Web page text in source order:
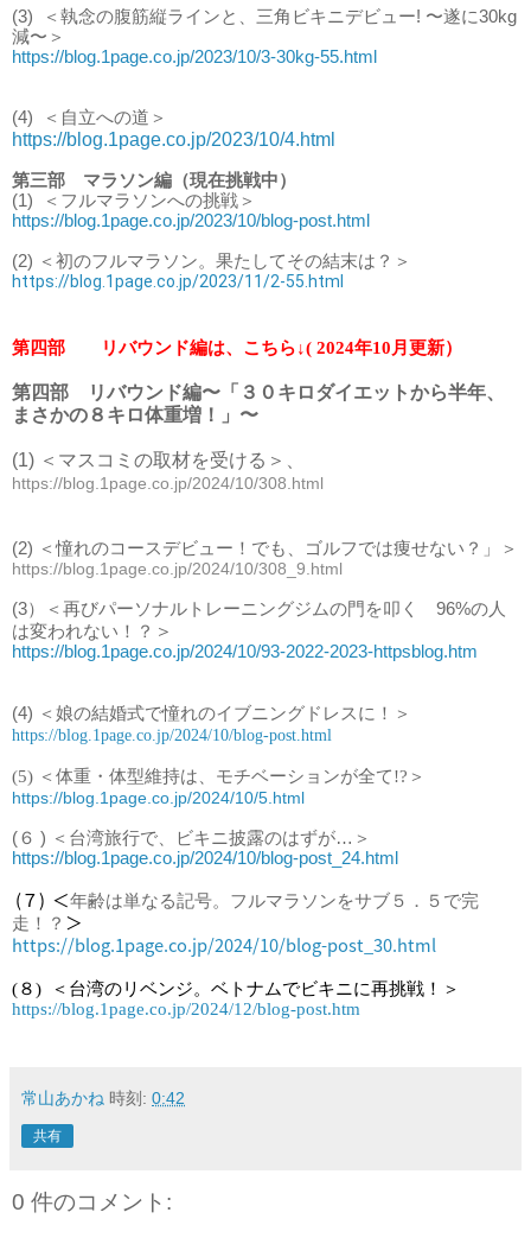
(3)
＜執念の腹筋縦ラインと、三角ビキニデビュー! 〜遂に30kg
減〜＞
https://blog.1page.co.jp/2023/10/3-30kg-55.html
(4) ＜自立への道＞
https://blog.1page.co.jp/2023/10/4.html
第三部 マラソン編（現在挑戦中）
(1)
＜フルマラソンへの挑戦＞
https://blog.1page.co.jp/2023/10/blog-post.html
(2) ＜初のフルマラソン。果たしてその結末は？＞
https://blog.1page.co.jp/2023/11/2-55.html
第四部 リバウンド編は、こちら↓( 2024年10月更新）
第四部 リバウンド編〜「３０キロダイエットから半年、
まさかの８キロ体重増！」〜
(1) ＜マスコミの取材を受ける＞、
https://blog.1page.co.jp/2024/10/308.html
(2) ＜憧れのコースデビュー！でも、ゴルフでは痩せない？」＞
https://blog.1page.co.jp/2024/10/308_9.html
(3）＜再びパーソナルトレーニングジムの門を叩く 96%の人
は変われない！？ ＞
https://blog.1page.co.jp/2024/10/93-2022-2023-httpsblog.htm
(4) ＜ 娘の結婚式で憧れのイブニングドレスに！ ＞
https://blog.1page.co.jp/2024/10/blog-post.html
(5) ＜体重・体型維持は、モチベーションが全て!?＞
https://blog.1page.co.jp/2024/10/5.html
(６ ) ＜台湾旅行で、ビキニ披露のはずが…＞
https://blog.1page.co.jp/2024/10/blog-post_24.html
(７)  ＜年齢は単なる記号。フルマラソンをサブ５．５で完
走！？ ＞
https://blog.1page.co.jp/2024/10/blog-post_30.html
(８)  ＜ 台湾のリベンジ。ベトナムでビキニに再挑戦！＞
https://blog.1page.co.jp/2024/12/blog-post.htm
常山あかね 時刻: 0:42
共有
0 件のコメント: